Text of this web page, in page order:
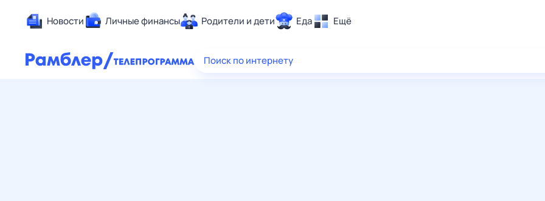
Новости Личные финансы Родители и дети Еда Ещё
Здоровье
Поиск по интернету